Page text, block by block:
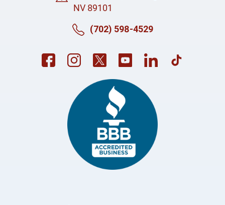
NV 89101
(702) 598-4529